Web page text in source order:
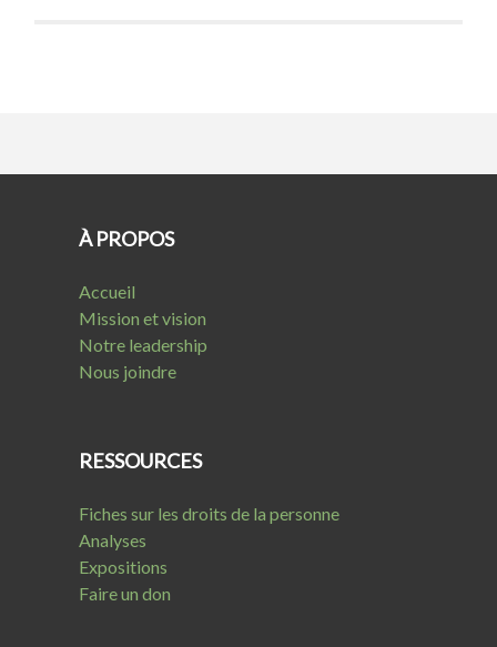
À PROPOS
Accueil
Mission et vision
Notre leadership
Nous joindre
RESSOURCES
Fiches sur les droits de la personne
Analyses
Expositions
Faire un don